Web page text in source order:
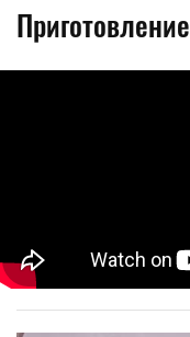
Приготовление